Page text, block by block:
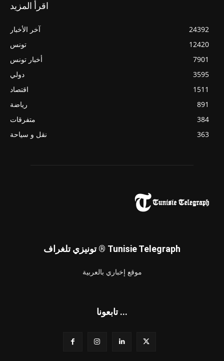
اقرأ المزيد
آخر الأخبار
24392
تونس
12420
أخبار تونس
7901
دولي
3595
اقتصاد
1511
رياضة
891
متفرقات
384
نقل و سياحة
363
تونيزي تلغراف ® Tunisie Telegraph
موقع إخباري بالعربية
تابعونا ...